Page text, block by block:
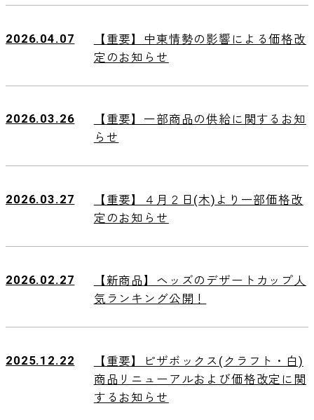
2026.04.07
【重要】中東情勢の影響による価格改
定のお知らせ
2026.03.26
【重要】一部商品の供給に関するお知
らせ
2026.03.27
【重要】４月２日(木)より一部価格改
定のお知らせ
2026.02.27
【新商品】ヘッズのデザートカップ人
気ランキング公開！
2025.12.22
【重要】ピザボックス(クラフト・白)
商品リニューアルおよび価格改定に関
するお知らせ